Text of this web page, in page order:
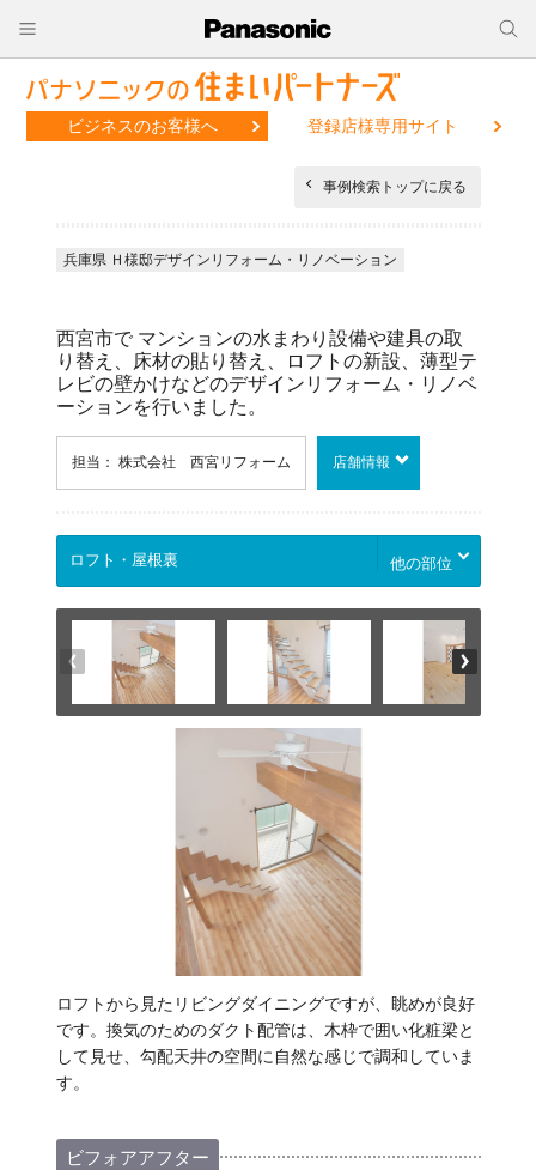
ビジネスのお客様へ 登録店様専用サイト
事例検索トップに戻る
兵庫県 Ｈ様邸デザインリフォーム・リノベーション
西宮市で マンションの水まわり設備や建具の取
り替え、床材の貼り替え、ロフトの新設、薄型テ
レビの壁かけなどのデザインリフォーム・リノベ
ーションを行いました。
担当： 株式会社 西宮リフォーム 店舗情報
他の部位
ロフトから見たリビングダイニングですが、眺めが良好
です。換気のためのダクト配管は、木枠で囲い化粧梁と
して見せ、勾配天井の空間に自然な感じで調和していま
す。
ビフォアアフター